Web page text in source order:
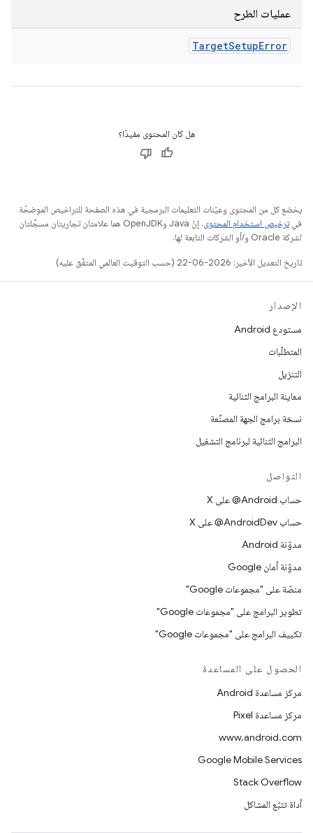
عمليات الطرح
TargetSetupError
هل كان المحتوى مفيدًا؟
يخضع كل من المحتوى وعيّنات التعليمات البرمجية في هذه الصفحة للتراخيص الموضحّة
فيترخيص استخدام المحتوى
. إنّ Java وOpenJDK هما علامتان تجاريتان مسجَّلتان
لشركة Oracle و/أو الشركات التابعة لها.
تاريخ التعديل الأخير: 2026-06-22 (حسب التوقيت العالمي المتفَّق عليه)
الإصدار
مستودع Android
المتطلّبات
التنزيل
معاينة البرامج الثنائية
نسخة برامج الجهة المصنِّعة
البرامج الثنائية لبرنامج التشغيل
التواصل
حساب ‎@Android على X
حساب ‎@AndroidDev على X
مدوّنة Android
مدوّنة أمان Google
منصّة على "مجموعات Google"
تطوير البرامج على "مجموعات Google"
تكييف البرامج على "مجموعات Google"
الحصول على المساعدة
مركز مساعدة Android
مركز مساعدة Pixel
www.android.com
Google Mobile Services
Stack Overflow
أداة تتبّع المشاكل